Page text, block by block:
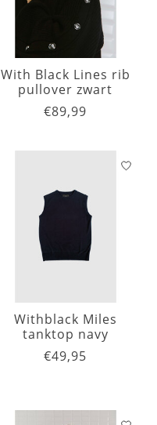
With Black Lines rib
pullover zwart
€89,99
Withblack Miles
tanktop navy
€49,95